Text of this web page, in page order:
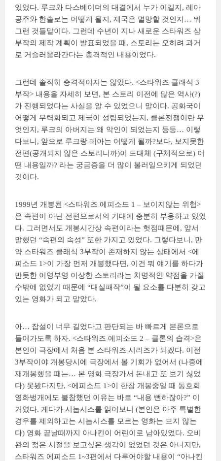
있었다. 루크와 다스베이더의 대결에서 누가 이길지, 레아
공주와 한솔로는 어떻게 될지, 제국은 멸망할 것인지… 뭐
그런 것들말이다. 그런데 수년이 지나 새로운 스타워즈 삼
부작의 제작 계획이 발표되었을 때, 스토리는 오히려 과거
로 거슬러올라간다는 충격적인 내용이었다.
그런데 솔직히 충격적이지는 않았다. <스타워즈 클래식 3
부작> 내용을 자세히 보면, 본 스토리 이전에 많은 역사(?)
가 진행되었다는 사실을 알 수 있었으니 말이다. 공화국이
어떻게 무력화되고 제국이 성립되었는지, 클론전쟁이란 무
엇인지, 루크의 아버지는 왜 악인이 되었는지 등등… 이렇
다보니, 앞으로 루크랑 레아는 어떻게 될까?보다, 보지못한
전편(공개되지 않은 스토리니까)이 도대체 (구체적으로) 어
떤 내용일까? 라는 궁금증을 더 많이 불러일으키게 되었던
것이다.
1999년 개봉된 <스타워즈 에피소드 1 – 보이지않는 위험>
은 속편이 아닌 전편으로서의 기대에 충분히 부응하고 있었
다. 그러면서도 개봉시간상 속편이라는 헛점때문에, 앞서
말했던 “속편의 속성” 또한 가지고 있었다. 그렇다보니, 만
약 스타워즈 클래식 3부작이 존재하지 않는 상태에서 <에
피소드 1>이 가장 먼저 개봉했다면, 이건 뭐 얘기를 하다가
만듯한 어영부영 이상한 스토리라는 치명적인 약점을 가질
수밖에 없었기 때문에 “대실패작”이 될 요소를 다분히 갖고
있는 영화가 되고 말았다.
아… 잡설이 너무 길었다고 판단되는 바 빠르게 본론으로
들어가도록 하자. <스타워즈 에피소드 2 – 클론의 습격>은
본인이 극장에서 처음 본 스타워즈 시리즈가 되겠다. 이전
3부작이야 개봉당시에 극장에서 볼 기회가 없어서 (나중에
재개봉했을 때는… 본 영화 극장가서 돈내고 또 보기 싫었
다) 못봤다지만, <에피소드 1>이 한창 개봉중일 때 동호회
영화벙개에도 불참했던 이유는 바로 “내용 뻔하잖아?” 이
거였다. 게다가 시놉시스를 읽어보니 (본인은 아주 특별한
경우를 제외하고는 시놉시스를 모르는 영화는 보지 않는
다) 영화 끝날때까지 아나킨이 어린이로 남아있었다. 오비
완의 젊은 시절을 보고싶은 생각이 없었던 것은 아니지만,
스타워즈 에피소드 1~3편에서 다루어야할 내용이 “아나킨